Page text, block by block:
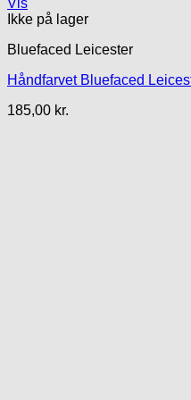
Vis
Ikke på lager
Bluefaced Leicester
Håndfarvet Bluefaced
185,00 kr.